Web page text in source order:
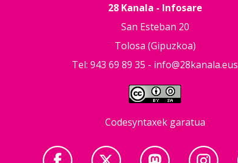
28 Kanala - Infosare
San Esteban 20
Tolosa (Gipuzkoa)
Tel: 943 69 89 35 - info@28kanala.eus
Codesyntaxek garatua